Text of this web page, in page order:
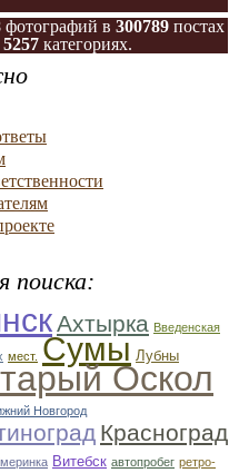
фотографий в 300789постах
5257 категориях.
поиска:
Ахтырка Введенская
мест. Сумы Лубны
Оскол
Новгород
Красноград
Витебск автопробег ретро-